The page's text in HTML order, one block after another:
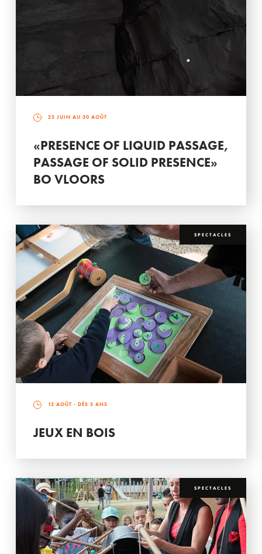
25 JUIN AU 30 AOÛT
«PRESENCE OF LIQUID PASSAGE,
PASSAGE OF SOLID PRESENCE»
BO VLOORS
SPECTACLES
12 AOÛT - DÈS 5 ANS
JEUX EN BOIS
SPECTACLES